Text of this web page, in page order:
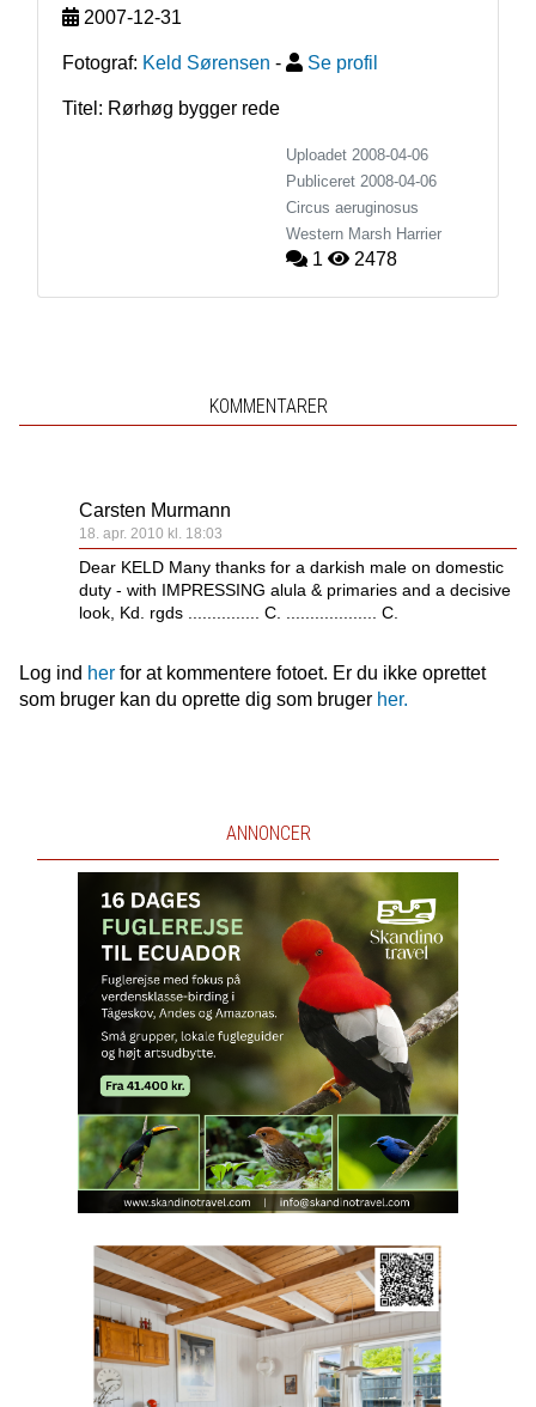
2007-12-31
Fotograf: Keld Sørensen - Se profil
Titel: Rørhøg bygger rede
Uploadet 2008-04-06
Publiceret 2008-04-06
Circus aeruginosus
Western Marsh Harrier
1 2478
KOMMENTARER
Carsten Murmann
18. apr. 2010 kl. 18:03
Dear KELD Many thanks for a darkish male on domestic
duty - with IMPRESSING alula & primaries and a decisive
look, Kd. rgds ............... C. ................... C.
Log ind herfor at kommentere fotoet. Er du ikke oprettet
som bruger kan du oprette dig som bruger her.
ANNONCER